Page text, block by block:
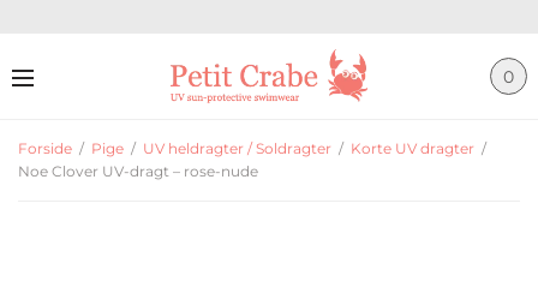
0
Forside / Pige / UV heldragter / Soldragter / Korte UV dragter /
Noe Clover UV-dragt – rose-nude